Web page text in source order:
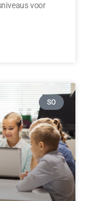
voor
SO